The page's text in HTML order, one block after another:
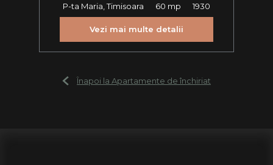
P-ta Maria, Timisoara
60 mp 1930
Vezi mai multe detalii
Înapoi la Apartamente de închiriat